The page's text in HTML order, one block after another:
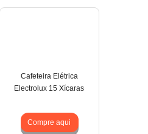
Cafeteira Elétrica
Electrolux 15 Xícaras
Compre aqui